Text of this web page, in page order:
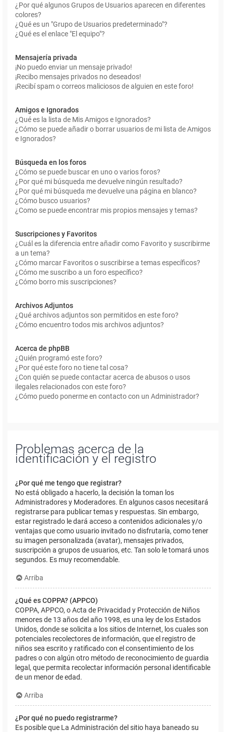
¿Por qué algunos Grupos de Usuarios aparecen en diferentes
colores?
¿Qué es un "Grupo de Usuarios predeterminado"?
¿Qué es el enlace "El equipo"?
Mensajería privada
¡No puedo enviar un mensaje privado!
¡Recibo mensajes privados no deseados!
¡Recibí spam o correos maliciosos de alguien en este foro!
Amigos e Ignorados
¿Qué es la lista de Mis Amigos e Ignorados?
¿Cómo se puede añadir o borrar usuarios de mi lista de Amigos
e Ignorados?
Búsqueda en los foros
¿Cómo se puede buscar en uno o varios foros?
¿Por qué mi búsqueda me devuelve ningún resultado?
¿Por qué mi búsqueda me devuelve una página en blanco?
¿Cómo busco usuarios?
¿Como se puede encontrar mis propios mensajes y temas?
Suscripciones y Favoritos
¿Cuál es la diferencia entre añadir como Favorito y suscribirme
a un tema?
¿Cómo marcar Favoritos o suscribirse a temas específicos?
¿Cómo me suscribo a un foro específico?
¿Cómo borro mis suscripciones?
Archivos Adjuntos
¿Qué archivos adjuntos son permitidos en este foro?
¿Cómo encuentro todos mis archivos adjuntos?
Acerca de phpBB
¿Quién programó este foro?
¿Por qué este foro no tiene tal cosa?
¿Con quién se puede contactar acerca de abusos o usos
ilegales relacionados con este foro?
¿Cómo puedo ponerme en contacto con un Administrador?
Problemas acerca de la
identificación y el registro
¿Por qué me tengo que registrar?
No está obligado a hacerlo, la decisión la toman los
Administradores y Moderadores. En algunos casos necesitará
registrarse para publicar temas y respuestas. Sin embargo,
estar registrado le dará acceso a contenidos adicionales y/o
ventajas que como usuario invitado no disfrutaría, como tener
su imagen personalizada (avatar), mensajes privados,
suscripción a grupos de usuarios, etc. Tan solo le tomará unos
segundos. Es muy recomendable.
Arriba
¿Qué es COPPA? (APPCO)
COPPA, APPCO, o Acta de Privacidad y Protección de Niños
menores de 13 años del año 1998, es una ley de los Estados
Unidos, donde se solicita a los sitios de Internet, los cuales son
potenciales recolectores de información, que el registro de
niños sea escrito y ratificado con el consentimiento de los
padres o con algún otro método de reconocimiento de guardia
legal, que permita recolectar información personal identificable
de un menor de edad.
Arriba
¿Por qué no puedo registrarme?
Es posible que La Administración del sitio haya baneado su